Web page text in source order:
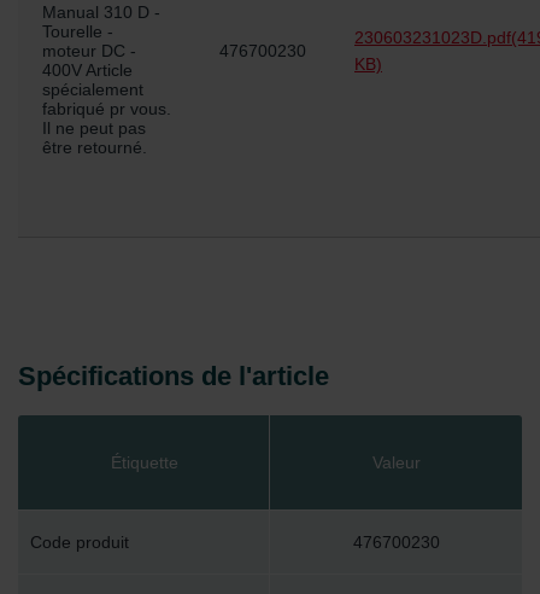
Manual 310 D -
Tourelle -
moteur DC -
400V Article
spécialement
fabriqué pr vous.
Il ne peut pas
être retourné.
476700230
230603231023D.pdf
KB)
Spécifications de l'article
Étiquette Valeur
Code produit 476700230